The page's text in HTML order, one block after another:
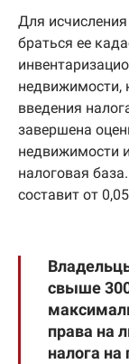
Для
браться ее
недвижимости,
введения
завершена
недвижимости
налоговая
составит от
свыше
права на
налога на